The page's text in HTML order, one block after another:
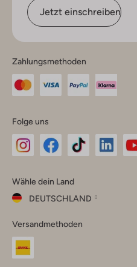
Jetzt einschreiben
Zahlungsmethoden
Folge uns
Instagram
Facebook
TikTok
Wähle dein Land
DEUTSCHLAND
dein
Land
Versandmethoden